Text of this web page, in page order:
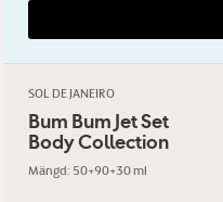
SOL DE JANEIRO
Bum Bum Jet Set
Body Collection
Mängd: 50+90+30 ml